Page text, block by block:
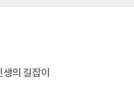
라
생의 길잡이